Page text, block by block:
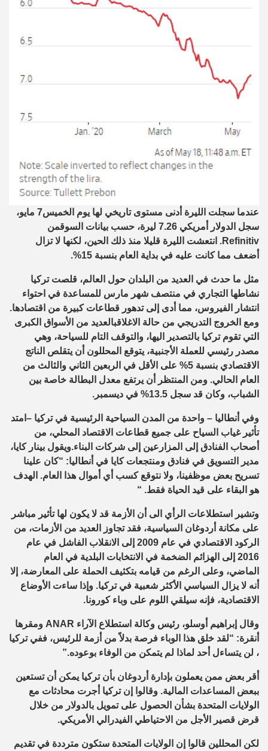
عندما سجلت الليرة أدنى مستوىتاريخي لها يوم الخميس7 مايو
،
سجل الدولار أمريكي 7.26 ليرة، حسب بيانات السوقمن
Refinitiv
. انتعشت الليرة قليلا منذ ذلك الحين، لكنها لا تزال
أضعف مما كانت عليه في بداية العام بنسبة 15 %.
مثل ما حدث في العديد من البلدان حول العالم، قلصت تركيا
نشاطها التجاري في منتصف شهر مار س للمساعدة في احتواء
انتشار
الفيروس، مما أدى إلىتدهور قطاعات كبيرة من اقتصادها.
ومع الخروج التدريجي من حالة الاغلاقبالعديد من الأسواق الكبرى
التي تقوم تركيا بالتصدير اليها، و التوقف التام للسياحة، وهي
مصدر رئيسي للعملة الأجنبية، يتوقع المحللون أن يتقلص الناتج
الاقتصادي بنسبة 5
% على الأقل في الربعين الثاني والثالث من
العام الحالي. ومن المنتظر أن يرتفع معدل البطالة خاصة بين
الشباب، وكان قد سجل % في ديسمبر .
وفي أنطاليا – واحدة من المدن السياحية الرئيسية في تركيا – امتد
تأثيرغياب السياح على جميع قطاعات الاقتصاد المحلي، من
أصحاب الفنادق إلى المزارعين إلى شركات البناء.ويقول بينار كايا،
مدير التسويق في فنادق ومنتجعاتكايا في أنطاليا: “كان علينا
تسريح بعض موظفينا، ولا نتوقع كسب أي أموال هذا العام. الهدف
هو البقاء على قيد الحياة فقط. “
وتشير استطلاعات الرأي الى أن الأزمة قد لا يكون لها تأثير مباشر
على مكانة أردوغان السياسية، فقدتجاوز العديد من الأزمات، من
الركود الاقتصادي في عام 2009 إلى الانقلاب الفاشل في عام
2016 إلى الهزائم
الضخمة في الانتخابات البلدية في العام
الماضي، وعلى الرغم من قيامه بتكثيف الحملة على المعارضة، إلا
أنه لا يزال السياسي الأكثر شعبية في تركيا. و إذا ساءت الأوضاع
الاقتصادية، فإنه سيلقي اللوم على وباء كورونا.
وقال إبراهيم أوسلو، رئيس وكالة استطلاع الآراء
ومقرها
أنقرة: “لقد خلق هذا الوباء فرصة بدلاً من أزمة للرئيس، ففيتركيا
، لن يتساءل أحد لماذا لم يتمكن من الوفاء بوعوده.”
أقر بعض ممن يعملون بإدارة أردوغان بأن تركيا يمكن أنتستعين
ببعض المساعد ات المالية. وقالوا إن تركيا أجرت محادثات مع
الولايات المتحدة بشأن الحصول علىتمويل بالدولار من خلال
قرض قصير الأجل من الاحتياطي الفيدرالي الأمريكي.
لكن المحللين قالوا إن الولايات المتحدة ستكون مترددة في تقديم